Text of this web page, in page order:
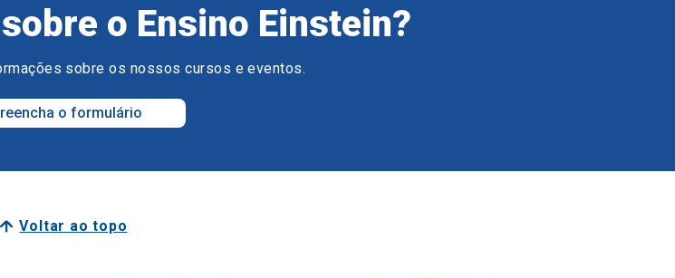
o Ensino Einstein?
sobre os nossos cursos e eventos.
o formulário
Voltar ao topo